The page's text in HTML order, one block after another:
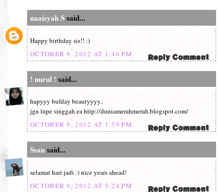
naaisyah Ssaid...
Happy birthday sis!! :)
OCTOBER 9, 2012 AT 1:46 PM
! nurul ! said...
hapyyy bufday beautyyyy..
jgn lupe singgah ea http://duniamerahmerah.blogspot.com/
OCTOBER 9, 2012 AT 1:59 PM
Ssansaid...
selamat hari jadi :) nice years ahead!
OCTOBER 9, 2012 AT 5:24 PM